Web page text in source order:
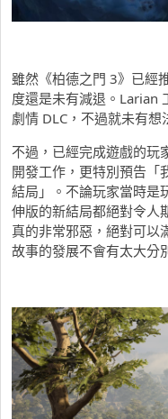
雖然《柏德之門 3》已經
度還是未有減退。Larian
劇情 DLC，不過就未有想
不過，已經完成遊戲的玩
開發工作，更特別預告「
結局」。不論玩家當時是
伸版的新結局都絕對令人
真的非常邪惡，絕對可
故事的發展不會有太大分